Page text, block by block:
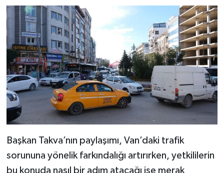
Başkan Takva’nın paylaşımı, Van’daki trafik
sorununa yönelik farkındalığı artırırken, yetkililerin
bu konuda nasıl bir adım atacağı ise merak